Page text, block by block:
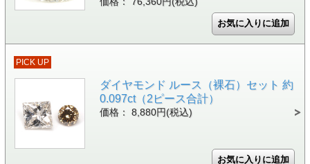
PICK UP
ダイヤモンド ルース（裸石）セット 約
0.097ct（2ピース合計）
価格： 8,880円(税込)